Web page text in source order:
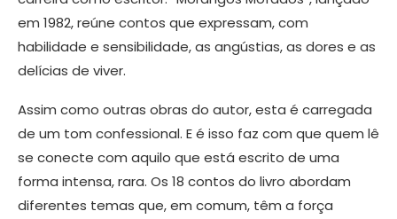
em 1982, reúne contos que expressam, com
habilidade e sensibilidade, as angústias, as dores e as
delícias de viver.
Assim como outras obras do autor, esta é carregada
de um tom confessional. E é isso faz com que quem lê
se conecte com aquilo que está escrito de uma
forma intensa, rara. Os 18 contos do livro abordam
diferentes temas que, em comum, têm a força